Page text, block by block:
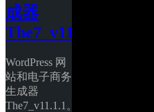
成器
The7_v11.1.1
WordPress 网
站和电子商务
生成器
The7_v11.1.1。